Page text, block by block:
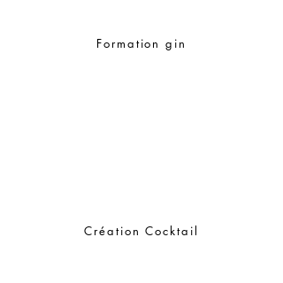
Formation gin
Création Cocktail